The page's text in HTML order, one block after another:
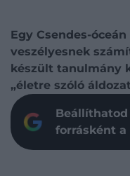
Egy Csendes-
veszélyesnek
készült tanulmány
„életre szóló
forrásként a